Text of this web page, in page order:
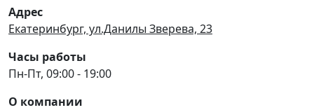
Адрес
Екатеринбург, ул.Данилы Зверева, 23
Часы работы
Пн-Пт, 09:00 - 19:00
О компании